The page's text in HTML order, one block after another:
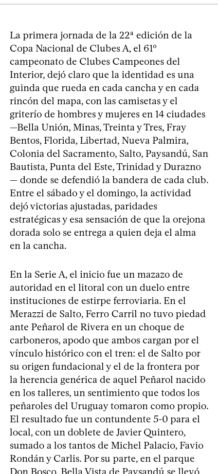
La primera jornada de la 22ª edición de la
Copa Nacional de Clubes A, el 61º
campeonato de Clubes Campeones del
Interior, dejó claro que la identidad es una
guinda que rueda en cada cancha y en cada
rincón del mapa, con las camisetas y el
griterío de hombres y mujeres en 14 ciudades
—Bella Unión, Minas, Treinta y Tres, Fray
Bentos, Florida, Libertad, Nueva Palmira,
Colonia del Sacramento, Salto, Paysandú, San
Bautista, Punta del Este, Trinidad y Durazno
— donde se defendió la bandera de cada club.
Entre el sábado y el domingo, la actividad
dejó victorias ajustadas, paridades
estratégicas y esa sensación de que la orejona
dorada solo se entrega a quien deja el alma
en la cancha.
En la Serie A, el inicio fue un mazazo de
autoridad en el litoral con un duelo entre
instituciones de estirpe ferroviaria. En el
Merazzi de Salto, Ferro Carril no tuvo piedad
ante Peñarol de Rivera en un choque de
carboneros, apodo que ambos cargan por el
vínculo histórico con el tren: el de Salto por
su origen fundacional y el de la frontera por
la herencia genérica de aquel Peñarol nacido
en los talleres, un sentimiento que todos los
peñaroles del Uruguay tomaron como propio.
El resultado fue un contundente 5-0 para el
local, con un doblete de Javier Quintero,
sumado a los tantos de Michel Palacio, Favio
Rondán y Carlis. Por su parte, en el parque
Don Bosco, Bella Vista de Paysandú se llevó